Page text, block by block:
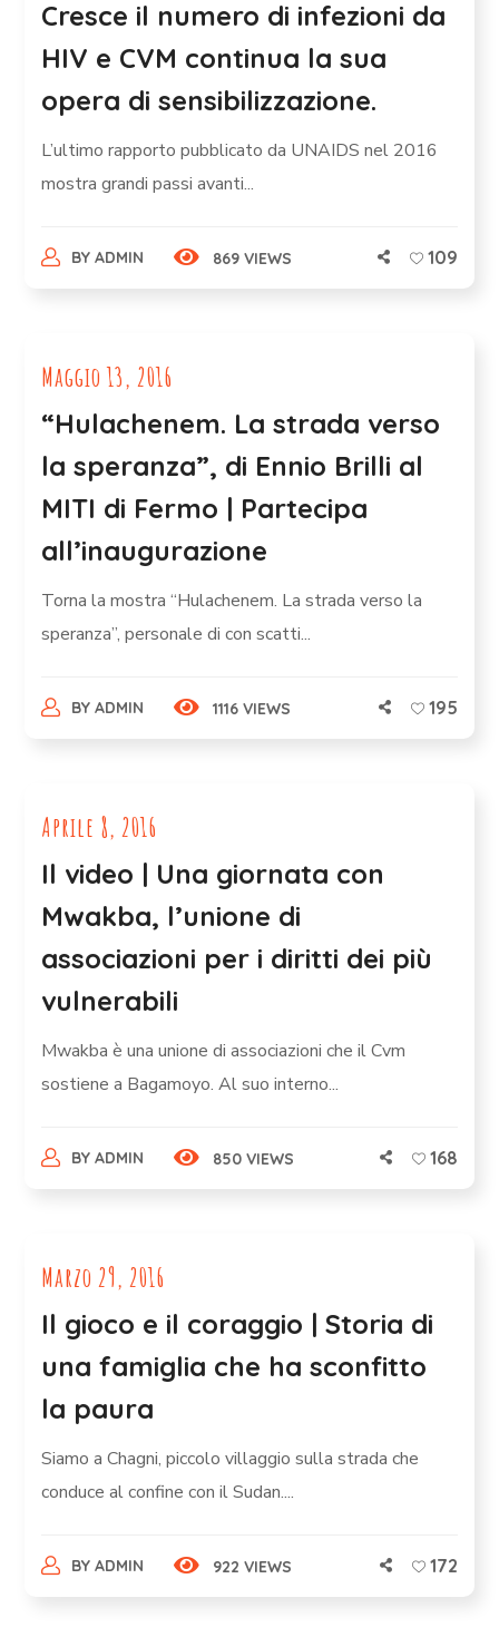
Cresce il numero di infezioni da
HIV e CVM continua la sua
opera di sensibilizzazione.
L’ultimo rapporto pubblicato da UNAIDS nel 2016
mostra grandi passi avanti...
BY ADMIN 869 VIEWS 109
Maggio 13, 2016
“Hulachenem. La strada verso
la speranza”, di Ennio Brilli al
MITI di Fermo | Partecipa
all’inaugurazione
Torna la mostra “Hulachenem. La strada verso la
speranza”, personale di con scatti...
BY ADMIN 1116 VIEWS 195
Aprile 8, 2016
Il video | Una giornata con
Mwakba, l’unione di
associazioni per i diritti dei più
vulnerabili
Mwakba è una unione di associazioni che il Cvm
sostiene a Bagamoyo. Al suo interno...
BY ADMIN 850 VIEWS 168
Marzo 29, 2016
Il gioco e il coraggio | Storia di
una famiglia che ha sconfitto
la paura
Siamo a Chagni, piccolo villaggio sulla strada che
conduce al confine con il Sudan....
BY ADMIN 922 VIEWS 172